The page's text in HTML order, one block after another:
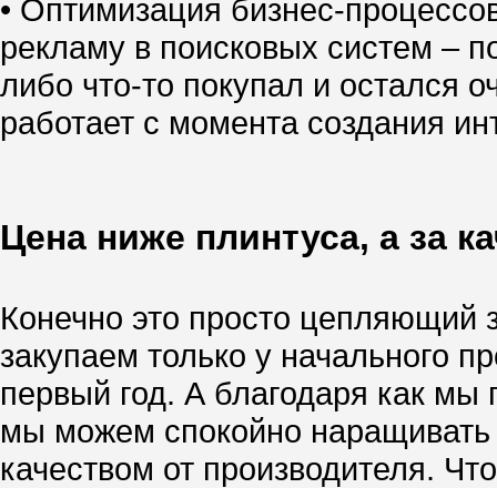
• Оптимизация бизнес-
рекламу в поисковых систем –
либо что-то покупал и остался
работает с момента создания
Цена ниже плинтуса, а за
Конечно это просто цепляющий
закупаем только у начального
первый год. А благодаря как
мы можем спокойно наращивать
качеством от производителя.